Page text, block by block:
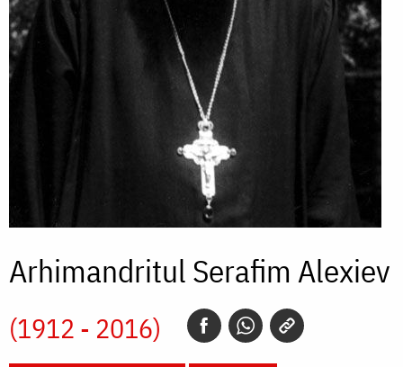
Arhimandritul Serafim Alexiev
(1912 - 2016)